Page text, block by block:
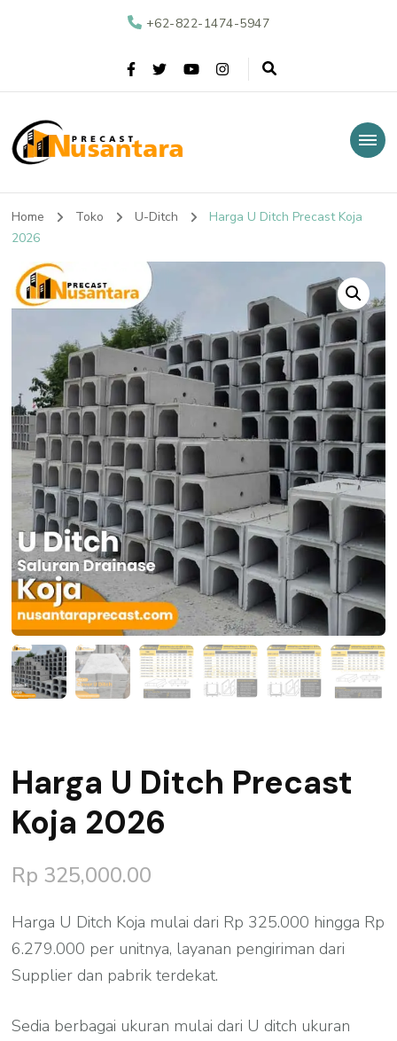
+62-822-1474-5947
Nusantara Precast
Home Toko U-Ditch
Harga U Ditch Precast Koja
2026
Harga U Ditch Precast
Koja 2026
Rp 325,000.00
Harga U Ditch Koja mulai dari Rp 325.000 hingga Rp
6.279.000 per unitnya, layanan pengiriman dari
Supplier dan pabrik terdekat.
Sedia berbagai ukuran mulai dari U ditch ukuran